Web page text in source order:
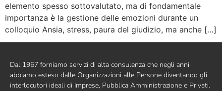
elemento spesso sottovalutato, ma di fondamentale
importanza è la gestione delle emozioni durante un
colloquio Ansia, stress, paura del giudizio, ma anche […]
Dal 1967 forniamo servizi di alta consulenza che negli anni
abbiamo esteso dalle Organizzazioni alle Persone diventando gli
interlocutori ideali di Imprese, Pubblica Amministrazione e Privati.